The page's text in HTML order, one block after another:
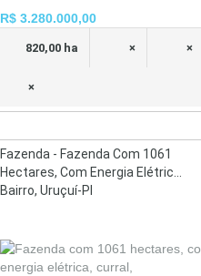
R$ 3.280.000,00
820,00 ha × ×
×
Fazenda - Fazenda Com 1061
Hectares, Com Energia Elétric...
Bairro, Uruçuí-PI